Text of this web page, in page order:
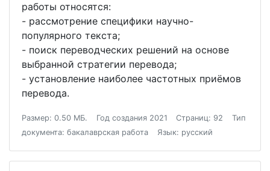
работы относятся:
- рассмотрение специфики научно-
популярного текста;
- поиск переводческих решений на основе
выбранной стратегии перевода;
- установление наиболее частотных приёмов
перевода.
Размер: 0.50 МБ. Год создания 2021 Страниц: 92
Тип
документа: бакалаврская работа
Язык: русский